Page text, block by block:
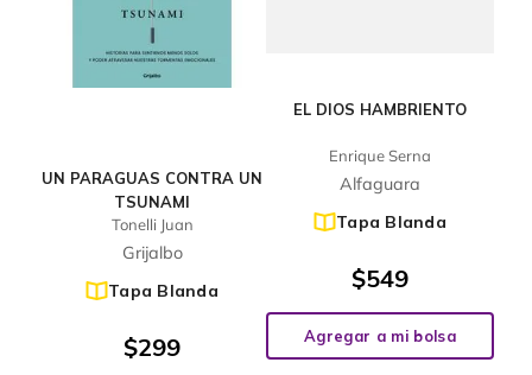
UN PARAGUAS CONTRA UN
TSUNAMI
Tonelli Juan
Grijalbo
Tapa Blanda
$299
EL DIOS HAMBRIENTO
Enrique Serna
Alfaguara
Tapa Blanda
$549
Agregar a mi bolsa